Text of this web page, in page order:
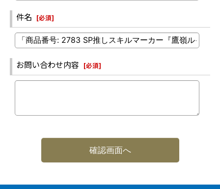
件名 [必須]
お問い合わせ内容 [必須]
確認画面へ